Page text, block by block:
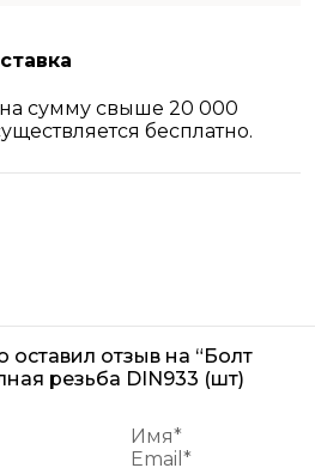
на сумму свыше 20 000
бесплатно.
оставил отзыв на “Болт
резьба DIN933 (шт)
Имя*
Email*